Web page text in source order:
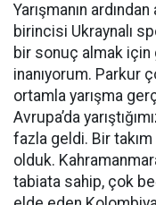
Yarışmanın
birincisi Ukraynalı
bir sonuç almak için
inanıyorum. Parkur
ortamla yarışma
Avrupa’da
fazla geldi. Bir
olduk.
tabiata sahip, çok